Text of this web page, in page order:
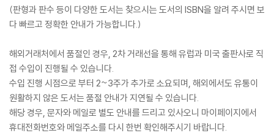
(판형과 판수 등이 다양한 도서는 찾으시는 도서의 ISBN을 알려 주시면 보
다 빠르고 정확한 안내가 가능합니다.)
해외거래처에서 품절인 경우, 2차 거래선을 통해 유럽과 미국 출판사로 직
접 수입이 진행될 수 있습니다.
수입 진행 시점으로 부터 2~3주가 추가로 소요되며, 해외에서도 유통이
원활하지 않은 도서는 품절 안내가 지연될 수 있습니다.
해당 경우, 문자와 메일로 별도 안내를 드리고 있사오니 마이페이지에서
휴대전화번호와 메일주소를 다시 한번 확인해주시기 바랍니다.